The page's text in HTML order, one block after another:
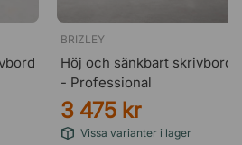
BRIZLEY
Höj och sänkbart skrivbord
- Professional
3 475 kr
Vissa varianter i lager